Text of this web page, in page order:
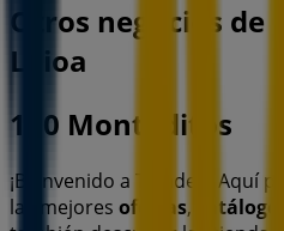
Otros negocios de
Leioa
100 Montaditos
¡Bienvenido a Tiendeo! Aquí
las mejores ofertas, catálogos